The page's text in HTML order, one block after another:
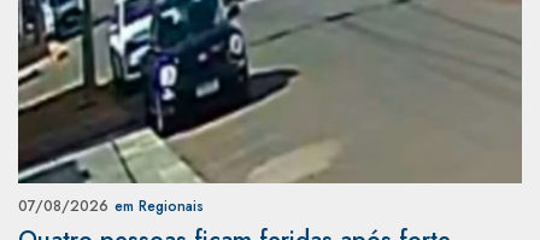
07/08/2026 em Regionais